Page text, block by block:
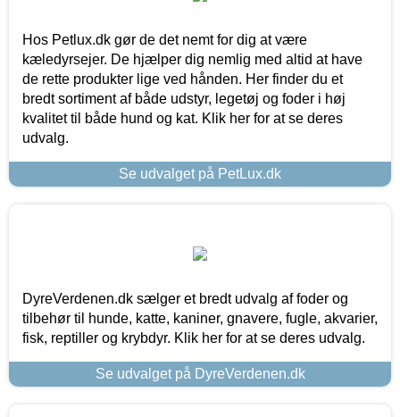
Hos Petlux.dk gør de det nemt for dig at være
kæledyrsejer. De hjælper dig nemlig med altid at have
de rette produkter lige ved hånden. Her finder du et
bredt sortiment af både udstyr, legetøj og foder i høj
kvalitet til både hund og kat. Klik her for at se deres
udvalg.
Se udvalget på PetLux.dk
DyreVerdenen.dk sælger et bredt udvalg af foder og
tilbehør til hunde, katte, kaniner, gnavere, fugle, akvarier,
fisk, reptiller og krybdyr. Klik her for at se deres udvalg.
Se udvalget på DyreVerdenen.dk